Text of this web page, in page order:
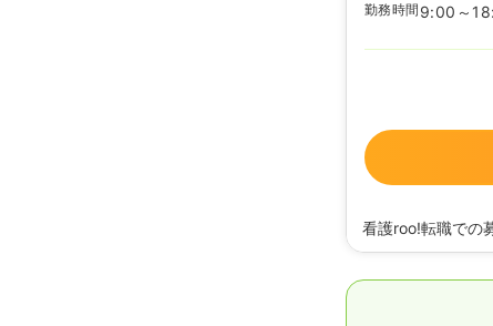
勤務時間 9:00～
看護roo!転職での
2024/10/31正・准